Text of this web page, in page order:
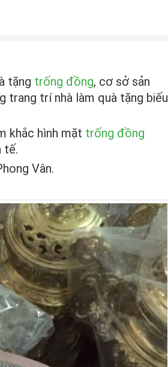
tặng trống đồng, cơ sở sản
trang trí nhà làm quà tặng biếu
khắc hình mặt trống đồng
tế.
Vân.